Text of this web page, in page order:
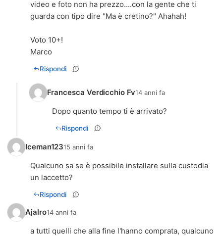
video e foto non ha prezzo....con la gente che ti
guarda con tipo dire "Ma è cretino?" Ahahah!
Voto 10+!
Marco
Rispondi
Francesca Verdicchio Fv14 anni fa
Dopo quanto tempo ti è arrivato?
Rispondi
Iceman12315 anni fa
Qualcuno sa se è possibile installare sulla custodia
un laccetto?
Rispondi
Ajalro14 anni fa
a tutti quelli che alla fine l'hanno comprata, qualcuno